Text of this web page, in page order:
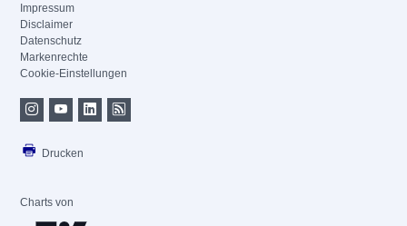
Impressum
Disclaimer
Datenschutz
Markenrechte
Cookie-Einstellungen
Drucken
Charts von